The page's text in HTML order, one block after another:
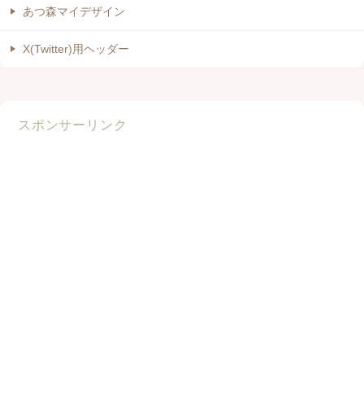
あつ森マイデザイン
X(Twitter)用ヘッダー
スポンサーリンク